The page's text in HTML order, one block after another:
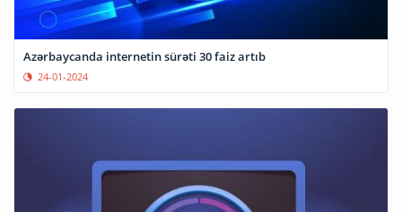
Azərbaycanda internetin sürəti 30 faiz artıb
24-01-2024